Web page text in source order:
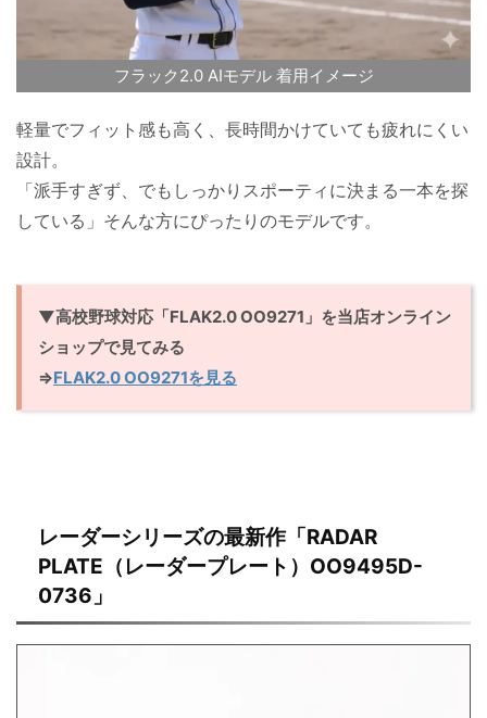
フラック2.0 AIモデル 着用イメージ
軽量でフィット感も高く、長時間かけていても疲れにくい
設計。
「派手すぎず、でもしっかりスポーティに決まる一本を探
している」そんな方にぴったりのモデルです。
▼高校野球対応「FLAK2.0 OO9271」を当店オンライン
ショップで見てみる
⇒FLAK2.0 OO9271を見る
レーダーシリーズの最新作「RADAR
PLATE（レーダープレート）OO9495D-
0736」